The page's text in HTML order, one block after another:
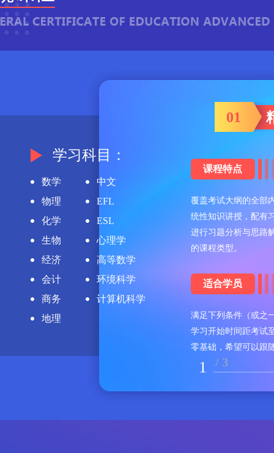
学习科目：
数学
物理
化学
生物
经济
会计
商务
地理
中文
EFL
ESL
心理学
高等数学
环境科学
计算机科学
01
课程特点
覆盖考试大纲的全部
统性知识讲授，配有
进行习题分析与思路
的课程类型。
适合学员
满足下列条件（或之
学习开始时间距考试
零基础，希望可以跟
1 / 3